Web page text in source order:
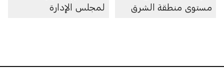
مستوى منطقة الشرق
لمجلس الإدارة